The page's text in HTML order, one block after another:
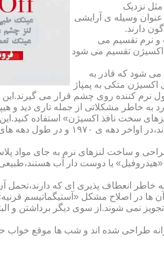
نزدیک
عنوان وسیله ی آرایشی
دارند.
و نرم تقسیم می
اکسیژن تقسیم می شود
می شود که قادر به
اکسیژن متکی به پمپاژ
نرم کننده روی چشم قرار می
به خاطر مشکلاتی از جمله تاری دید و
سخت نافذ اکسیژن» استفاده
و ساخت لنزهای نرم به جای مواد
یا دوست دار آب
انعطاف پذیری ای که دارند،تحمل
آن ها در اصلاح مشکل «آستیگماتیسم
نمی شوند.از سوی دیگر برداشتن
شده اند و شب ها موقع خواب حتما